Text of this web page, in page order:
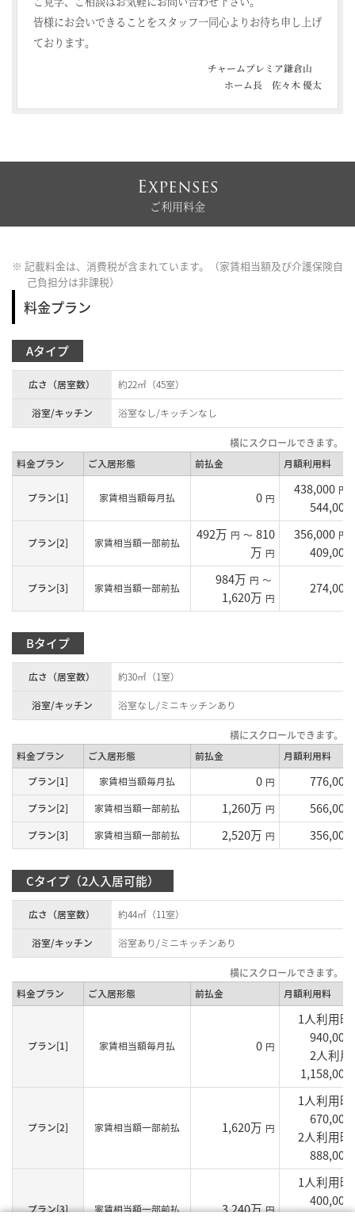
皆様にお会いできることをスタッフ一同心よりお待ち申し上げ
ております。
チャームプレミア鎌倉山
ホーム長 佐々木 優太
Expenses
ご利用料金
※ 記載料金は、消費税が含まれています。（家賃相当額及び介護保険自
己負担分は非課税）
料金プラン
Aタイプ
広さ（居室数）
約22㎡（45室）
浴室/キッチン
浴室なし/キッチンなし
料金プラン ご入居形態 前払金 月額利用料
プラン[1] 家賃相当額毎月払 0 円
438,000 円
544,000
プラン[2] 家賃相当額一部前払 492万 円 ～ 810
万 円
356,000 円
409,000
プラン[3] 家賃相当額一部前払 984万 円 ～
1,620万 円
274,000
Bタイプ
広さ（居室数）
約30㎡（1室）
浴室/キッチン
浴室なし/ミニキッチンあり
料金プラン ご入居形態 前払金
月額利用料
プラン[1]
家賃相当額毎月払 0 円 776,000
プラン[2]
家賃相当額一部前払 1,260万 円 566,000
プラン[3]
家賃相当額一部前払 2,520万 円 356,000
Cタイプ（2人入居可能）
広さ（居室数）
約44㎡（11室）
浴室/キッチン
浴室あり/ミニキッチンあり
料金プラン ご入居形態 前払金 月額利用料
プラン[1] 家賃相当額毎月払 0 円
1人利用
940,000
2人利用
1,158,000
プラン[2] 家賃相当額一部前払 1,620万 円
1人利用
670,000
2人利用
888,000
プラン[3] 家賃相当額一部前払 3,240万 円
1人利用
400,000